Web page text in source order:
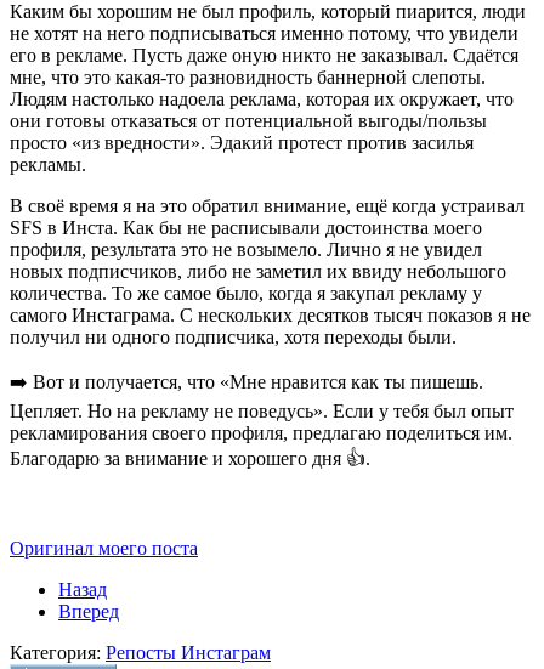
Каким бы хорошим не был профиль, который пиарится, люди
не хотят на него подписываться именно потому, что увидели
его в рекламе. Пусть даже оную никто не заказывал. Сдаётся
мне, что это какая-то разновидность баннерной слепоты.
Людям настолько надоела реклама, которая их окружает, что
они готовы отказаться от потенциальной выгоды/пользы
просто «из вредности». Эдакий протест против засилья
рекламы.
В своё время я на это обратил внимание, ещё когда устраивал
SFS в Инста. Как бы не расписывали достоинства моего
профиля, результата это не возымело. Лично я не увидел
новых подписчиков, либо не заметил их ввиду небольшого
количества. То же самое было, когда я закупал рекламу у
самого Инстаграма. С нескольких десятков тысяч показов я не
получил ни одного подписчика, хотя переходы были.
➡️ Вот и получается, что «Мне нравится как ты пишешь.
Цепляет. Но на рекламу не поведусь». Если у тебя был опыт
рекламирования своего профиля, предлагаю поделиться им.
Благодарю за внимание и хорошего дня 👍.
Оригинал моего поста
Назад
Вперед
Категория: Репосты Инстаграм